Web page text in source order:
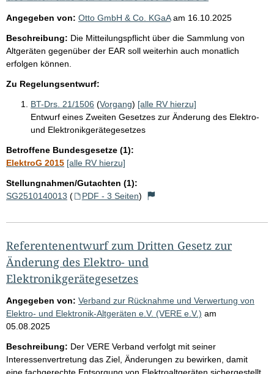
Angegeben von: Otto GmbH & Co. KGaA am 16.10.2025
Beschreibung: Die Mitteilungspflicht über die Sammlung von
Altgeräten gegenüber der EAR soll weiterhin auch monatlich
erfolgen können.
Zu Regelungsentwurf:
BT-Drs. 21/1506 (Vorgang) [alle RV hierzu]
Entwurf eines Zweiten Gesetzes zur Änderung des Elektro-
und Elektronikgerätegesetzes
Betroffene Bundesgesetze (1):
ElektroG 2015 [alle RV hierzu]
Stellungnahmen/Gutachten (1):
SG2510140013 ( PDF - 3 Seiten)
Referentenentwurf zum Dritten Gesetz zur
Änderung des Elektro- und
Elektronikgerätegesetzes
Angegeben von: Verband zur Rücknahme und Verwertung von
Elektro- und Elektronik-Altgeräten e.V. (VERE e.V.) am
05.08.2025
Beschreibung: Der VERE Verband verfolgt mit seiner
Interessenvertretung das Ziel, Änderungen zu bewirken, damit
eine fachgerechte Entsorgung von Elektroaltgeräten sichergestellt